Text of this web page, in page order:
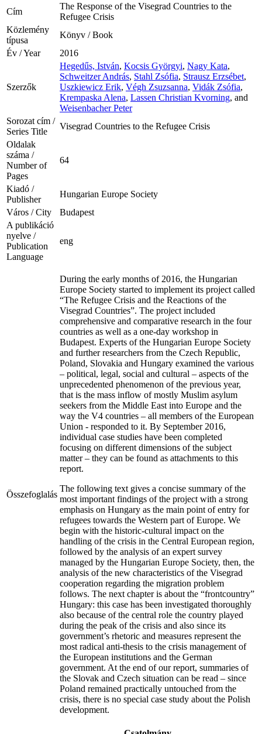
Cím
The Response of the Visegrad Countries to the
Refugee Crisis
Közlemény
típusa
Könyv / Book
Év / Year
2016
Szerzők
Hegedűs, István, Kocsis Györgyi, Nagy Kata,
Schweitzer András, Stahl Zsófia, Strausz Erzsébet,
Uszkiewicz Erik, Végh Zsuzsanna, Vidák Zsófia,
Krempaska Alena, Lassen Christian Kvorning, and
Weisenbacher Peter
Sorozat cím /
Series Title
Visegrad Countries to the Refugee Crisis
Oldalak
száma /
Number of
Pages
64
Kiadó /
Publisher
Hungarian Europe Society
Város / City
Budapest
A publikáció
nyelve /
Publication
Language
eng
Összefoglalás
During the early months of 2016, the Hungarian
Europe Society started to implement its project called
“The Refugee Crisis and the Reactions of the
Visegrad Countries”. The project included
comprehensive and comparative research in the four
countries as well as a one-day workshop in
Budapest. Experts of the Hungarian Europe Society
and further researchers from the Czech Republic,
Poland, Slovakia and Hungary examined the various
– political, legal, social and cultural – aspects of the
unprecedented phenomenon of the previous year,
that is the mass inflow of mostly Muslim asylum
seekers from the Middle East into Europe and the
way the V4 countries – all members of the European
Union - responded to it. By September 2016,
individual case studies have been completed
focusing on different dimensions of the subject
matter – they can be found as attachments to this
report.
The following text gives a concise summary of the
most important findings of the project with a strong
emphasis on Hungary as the main point of entry for
refugees towards the Western part of Europe. We
begin with the historic-cultural impact on the
handling of the crisis in the Central European region,
followed by the analysis of an expert survey
managed by the Hungarian Europe Society, then, the
analysis of the new characteristics of the Visegrad
cooperation regarding the migration problem
follows. The next chapter is about the “frontcountry”
Hungary: this case has been investigated thoroughly
also because of the central role the country played
during the peak of the crisis and also since its
government’s rhetoric and measures represent the
most radical anti-thesis to the crisis management of
the European institutions and the German
government. At the end of our report, summaries of
the Slovak and Czech situation can be read – since
Poland remained practically untouched from the
crisis, there is no special case study about the Polish
development.